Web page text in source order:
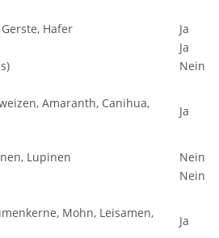
Hafer
Ja
Ja
Nein
Amaranth, Canihua,
Ja
Lupinen
Nein
Nein
Mohn, Leisamen,
Ja